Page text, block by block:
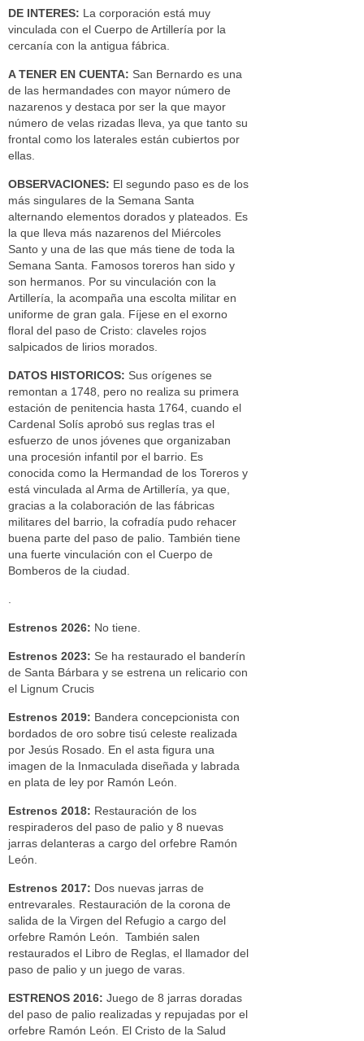
DE INTERES: La corporación está muy
vinculada con el Cuerpo de Artillería por la
cercanía con la antigua fábrica.
A TENER EN CUENTA: San Bernardo es una
de las hermandades con mayor número de
nazarenos y destaca por ser la que mayor
número de velas rizadas lleva, ya que tanto su
frontal como los laterales están cubiertos por
ellas.
OBSERVACIONES: El segundo paso es de los
más singulares de la Semana Santa
alternando elementos dorados y plateados. Es
la que lleva más nazarenos del Miércoles
Santo y una de las que más tiene de toda la
Semana Santa. Famosos toreros han sido y
son hermanos. Por su vinculación con la
Artillería, la acompaña una escolta militar en
uniforme de gran gala. Fíjese en el exorno
floral del paso de Cristo: claveles rojos
salpicados de lirios morados.
DATOS HISTORICOS: Sus orígenes se
remontan a 1748, pero no realiza su primera
estación de penitencia hasta 1764, cuando el
Cardenal Solís aprobó sus reglas tras el
esfuerzo de unos jóvenes que organizaban
una procesión infantil por el barrio. Es
conocida como la Hermandad de los Toreros y
está vinculada al Arma de Artillería, ya que,
gracias a la colaboración de las fábricas
militares del barrio, la cofradía pudo rehacer
buena parte del paso de palio. También tiene
una fuerte vinculación con el Cuerpo de
Bomberos de la ciudad.
.
Estrenos 2026: No tiene.
Estrenos 2023: Se ha restaurado el banderín
de Santa Bárbara y se estrena un relicario con
el Lignum Crucis
Estrenos 2019: Bandera concepcionista con
bordados de oro sobre tisú celeste realizada
por Jesús Rosado. En el asta figura una
imagen de la Inmaculada diseñada y labrada
en plata de ley por Ramón León.
Estrenos 2018: Restauración de los
respiraderos del paso de palio y 8 nuevas
jarras delanteras a cargo del orfebre Ramón
León.
Estrenos 2017: Dos nuevas jarras de
entrevarales. Restauración de la corona de
salida de la Virgen del Refugio a cargo del
orfebre Ramón León. También salen
restaurados el Libro de Reglas, el llamador del
paso de palio y un juego de varas.
ESTRENOS 2016: Juego de 8 jarras doradas
del paso de palio realizadas y repujadas por el
orfebre Ramón León. El Cristo de la Salud